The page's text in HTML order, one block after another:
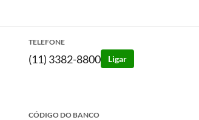
TELEFONE
(11) 3382-8800 Ligar
CÓDIGO DO BANCO